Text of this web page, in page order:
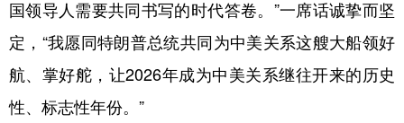
国领导人需要共同书写的时代答卷。”一席话诚挚而坚
定，“我愿同特朗普总统共同为中美关系这艘大船领好
航、掌好舵，让2026年成为中美关系继往开来的历史
性、标志性年份。”